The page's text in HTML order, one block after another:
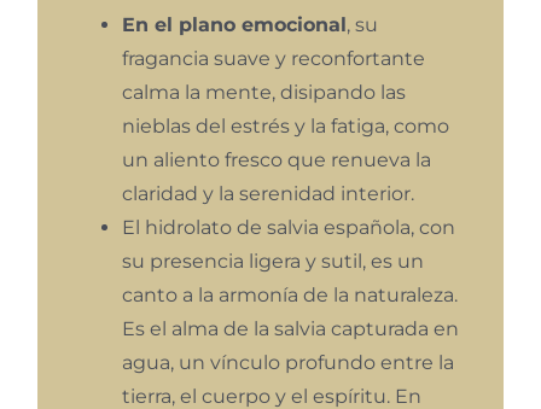
En el plano emocional, su
fragancia suave y reconfortante
calma la mente, disipando las
nieblas del estrés y la fatiga, como
un aliento fresco que renueva la
claridad y la serenidad interior.
El hidrolato de salvia española, con
su presencia ligera y sutil, es un
canto a la armonía de la naturaleza.
Es el alma de la salvia capturada en
agua, un vínculo profundo entre la
tierra, el cuerpo y el espíritu. En